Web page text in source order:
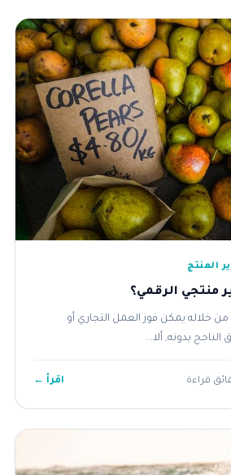
المنتج
منتجي الرقمي؟
خلاله يمكن فوز العمل التجاري أو
بدونه, ألا...
اقرأ ←